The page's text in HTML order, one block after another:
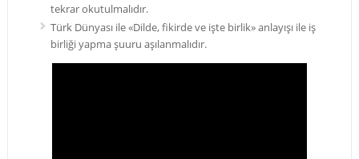
tekrar okutulmalıdır.
Türk Dünyası ile «Dilde, fikirde ve işte birlik» anlayışı ile iş
birliği yapma şuuru aşılanmalıdır.